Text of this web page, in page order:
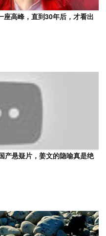
座高峰，直到30年后，才看出
产悬疑片，姜文的隐喻真是绝